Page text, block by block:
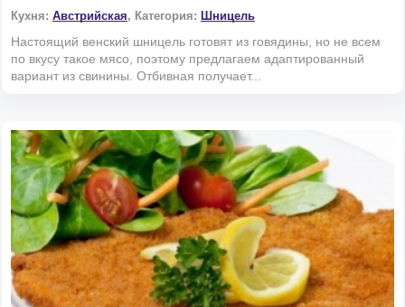
Кухня: Австрийская, Категория: Шницель
Настоящий венский шницель готовят из говядины, но не всем
по вкусу такое мясо, поэтому предлагаем адаптированный
вариант из свинины. Отбивная получает...